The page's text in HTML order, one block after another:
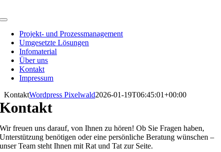
Inhalt
Toggle
NavigationProjekt- und Prozessmanagement
Umgesetzte Lösungen
Infomaterial
Über uns
Kontakt
Impressum
KontaktWordpress Pixelwald2026-01-19T06:45:01+00:00
Kontakt
Wir freuen uns darauf, von Ihnen zu hören! Ob Sie Fragen haben,
Unterstützung benötigen oder eine persönliche Beratung wünschen –
unser Team steht Ihnen mit Rat und Tat zur Seite.